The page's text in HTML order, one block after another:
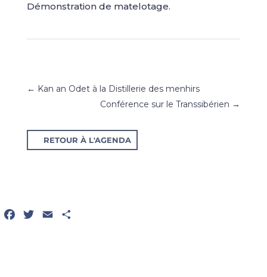
Démonstration de matelotage.
← Kan an Odet à la Distillerie des menhirs
Conférence sur le Transsibérien →
RETOUR À L'AGENDA
Facebook
Twitter
Email